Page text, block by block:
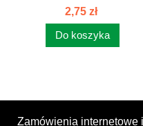
GUMOWEGO C-385...
2,75 zł
Do koszyka
Zamówienia internetowe